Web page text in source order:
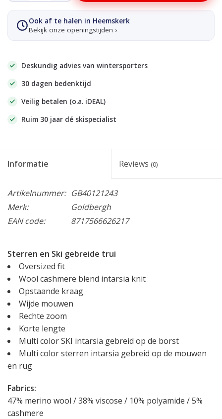
Ook af te halen in Heemskerk
Bekijk onze openingstijden ›
Deskundig advies van wintersporters
30 dagen bedenktijd
Veilig betalen (o.a. iDEAL)
Ruim 30 jaar dé skispecialist
Informatie Reviews (0)
Artikelnummer: GB40121243
Merk:
Goldbergh
EAN code:
8717566626217
Sterren en Ski gebreide trui
Oversized fit
Wool cashmere blend intarsia knit
Opstaande kraag
Wijde mouwen
Rechte zoom
Korte lengte
Multi color SKI intarsia gebreid op de borst
Multi color sterren intarsia gebreid op de mouwen
en rug
Fabrics:
47% merino wool / 38% viscose / 10% polyamide / 5%
cashmere